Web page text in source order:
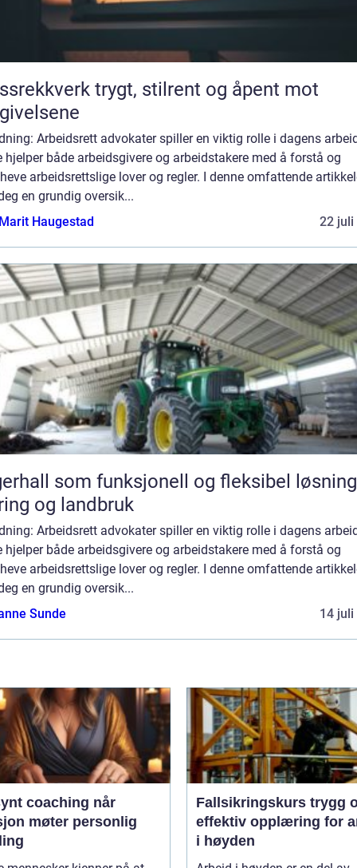
trygt, stilrent og åpent mot
Arbeidsrett advokater spiller en viktig rolle i dagens
hjelper både arbeidsgivere og arbeidstakere med å forstå og
arbeidsrettslige lover og regler. I denne omfattende
en grundig oversik...
Haugestad
22 juli
som funksjonell og fleksibel
og landbruk
Arbeidsrett advokater spiller en viktig rolle i dagens
hjelper både arbeidsgivere og arbeidstakere med å forstå og
arbeidsrettslige lover og regler. I denne omfattende
en grundig oversik...
Sunde
14 juli
coaching når
møter personlig
Fallsikringskurs trygg og
effektiv opplæring for
i høyden